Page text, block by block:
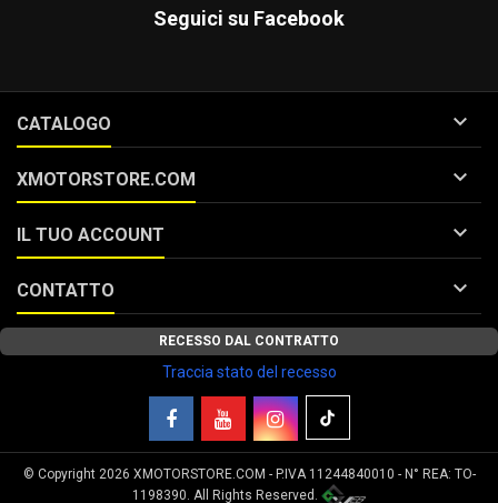
Seguici su Facebook
CATALOGO 
XMOTORSTORE.COM 
IL TUO ACCOUNT 
CONTATTO 
RECESSO DAL CONTRATTO
Traccia stato del recesso
© Copyright 2026 XMOTORSTORE.COM - P.IVA 11244840010 - N° REA: TO-
1198390. All Rights Reserved.
Le tue preferenze relative alla privacy